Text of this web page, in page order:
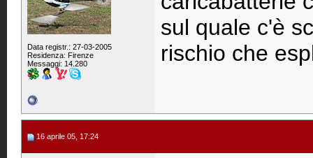
Data registr.: 27-03-2005
Residenza: Firenze
Messaggi: 14.280
sul quale c'è
rischio che
16 aprile 05, 17:24